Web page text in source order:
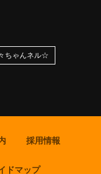
ちゃんネル☆
採用情報
ドマップ